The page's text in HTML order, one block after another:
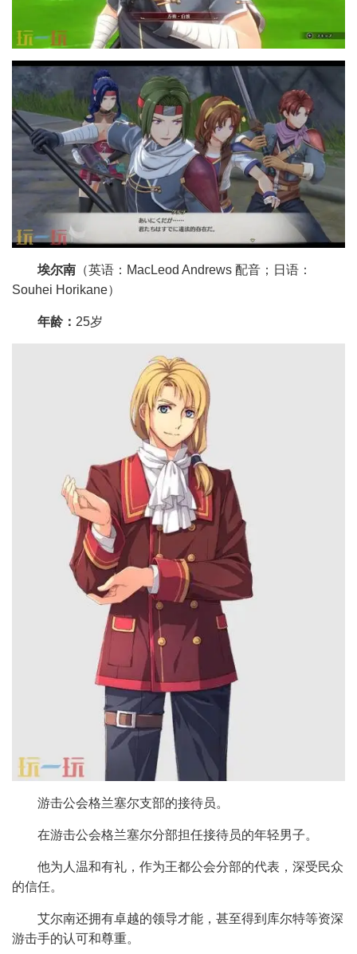
埃尔南 （英语：MacLeod Andrews 配音；日语：
Souhei Horikane）
年龄： 25岁
游击公会格兰塞尔支部的接待员。
在游击公会格兰塞尔分部担任接待员的年轻男子。
他为人温和有礼，作为王都公会分部的代表，深受民众
的信任。
艾尔南还拥有卓越的领导才能，甚至得到库尔特等资深
游击手的认可和尊重。